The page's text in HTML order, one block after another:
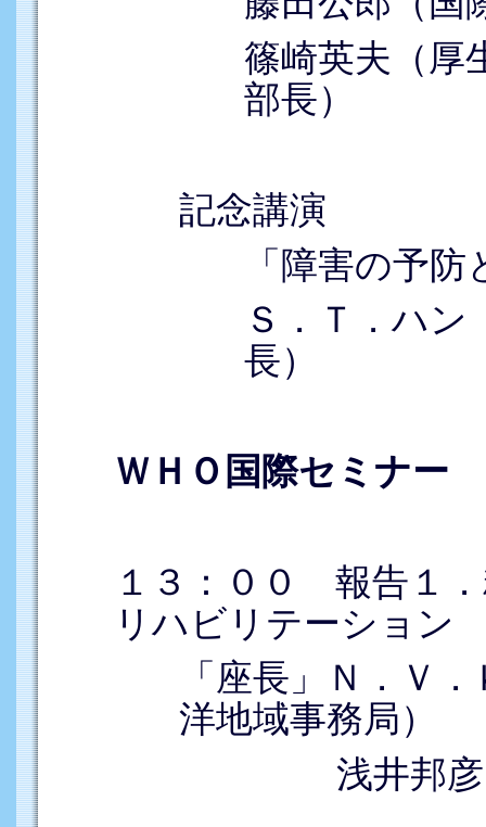
篠崎英夫（厚
部長）
記念講演
「障害の予
Ｓ．Ｔ．ハン
長）
ＷＨＯ国際セミナー
１３：００ 報告１
リハビリテーション
「座長」Ｎ．Ｖ
洋地域事務局）
浅井邦彦（